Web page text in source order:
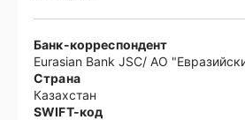
Банк-корреспондент
Eurasian Bank JSC/ АО
Страна
Казахстан
SWIFT-код